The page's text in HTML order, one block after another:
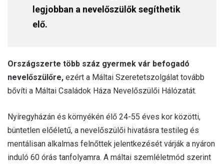
legjobban a nevelőszülők segíthetik
elő.
Országszerte több száz gyermek vár befogadó
nevelőszülőre, ezért a Máltai Szeretetszolgálat tovább
bővíti a Máltai Családok Háza Nevelőszülői Hálózatát.
Nyíregyházán és környékén élő 24-55 éves kor közötti,
büntetlen előéletű, a nevelőszülői hivatásra testileg és
mentálisan alkalmas felnőttek jelentkezését várják a nyáron
induló 60 órás tanfolyamra. A máltai szemléletmód szerint